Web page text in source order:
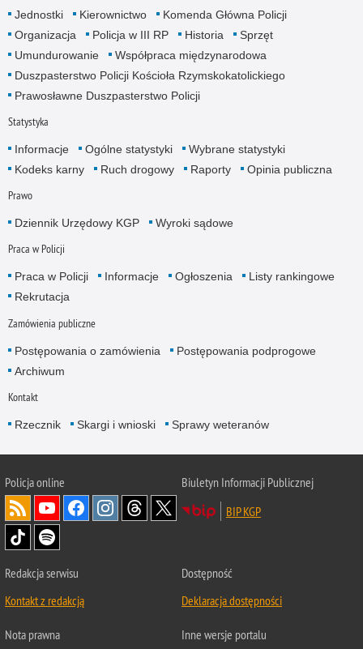
Jednostki Kierownictwo
Komenda Główna Policji
Organizacja
Policja w III RP Historia
Sprzęt
Umundurowanie
Współpraca międzynarodowa
Duszpasterstwo Policji Kościoła Rzymskokatolickiego
Prawosławne Duszpasterstwo Policji
Statystyka
Informacje Ogólne statystyki
Wybrane statystyki
Kodeks karny
Ruch drogowy Raporty Opinia publiczna
Prawo
Dziennik Urzędowy KGP Wyroki sądowe
Praca w Policji
Praca w Policji Informacje Ogłoszenia
Listy rankingowe
Rekrutacja
Zamówienia publiczne
Postępowania o zamówienia
Postępowania podprogowe
Archiwum
Kontakt
Rzecznik Skargi i wnioski Sprawy weteranów
Policjaonline
Biuletyn Informacji Publicznej
BIP KGP
Redakcja serwisu
Kontakt z redakcją
Dostępność
Deklaracja dostępności
Nota prawna
Inne wersje portalu